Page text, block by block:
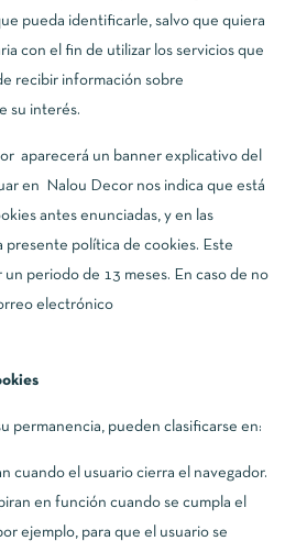
pueda identificarle, salvo que quiera
con el fin de utilizar los servicios que
recibir información sobre
su interés.
aparecerá un banner explicativo del
en Nalou Decor nos indica que está
antes enunciadas, y en las
política de cookies. Este
periodo de 13 meses. En caso de no
electrónico
permanencia, pueden clasificarse en:
cuando el usuario cierra el navegador.
en función cuando se cumpla el
ejemplo, para que el usuario se